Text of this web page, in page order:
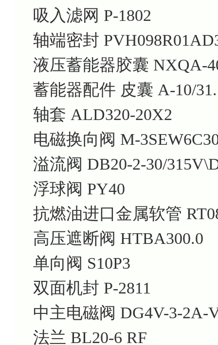
吸入滤网 P-1802
轴端密封
液压蓄能器胶囊 NXQA-
蓄能器配件 皮囊 A-10/
轴套 ALD320-20X2
电磁换向阀 M-
溢流阀 DB20-2-30/
浮球阀 PY40
抗燃油进口金属软管
高压遮断阀 HTBA300.0
单向阀 S10P3
双面机封 P-2811
中主电磁阀 DG4V-3-2A-
法兰 BL20-6 RF